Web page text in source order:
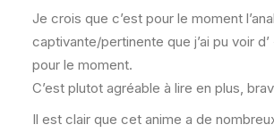
Je crois que c’est pour le moment
captivante/pertinente que j’ai pu voir
pour le moment.
C’est plutot agréable à lire en plus,
Il est clair que cet anime a de